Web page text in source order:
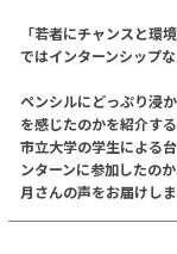
「若者にチャンスと環
ではインターンシップ
ペンシルにどっぷり浸
を感じたのかを紹介す
市立大学の学生による
ンターンに参加したの
月さんの声をお届けしま